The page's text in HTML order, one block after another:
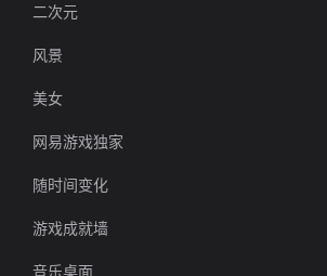
二次元
风景
美女
网易游戏独家
随时间变化
游戏成就墙
音乐桌面